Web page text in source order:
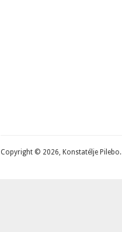
Copyright © 2026, Konstatélje Pilebo.